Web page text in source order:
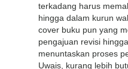
terkadang harus
hingga dalam kurun
cover buku pun yang
pengajuan revisi
menuntaskan proses
Uwais, kurang lebih